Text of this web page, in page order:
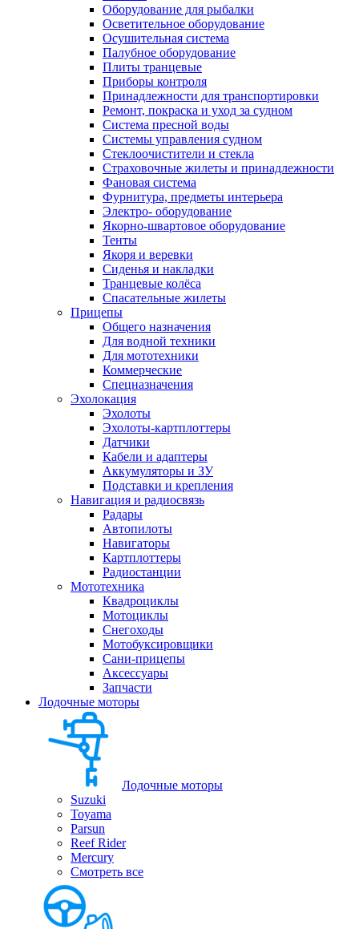
Оборудование для рыбалки
Осветительное оборудование
Осушительная система
Палубное оборудование
Плиты транцевые
Приборы контроля
Принадлежности для транспортировки
Ремонт, покраска и уход за судном
Система пресной воды
Системы управления судном
Стеклоочистители и стекла
Страховочные жилеты и принадлежности
Фановая система
Фурнитура, предметы интерьера
Электро- оборудование
Якорно-швартовое оборудование
Тенты
Якоря и веревки
Сиденья и накладки
Транцевые колёса
Спасательные жилеты
Прицепы
Общего назначения
Для водной техники
Для мототехники
Коммерческие
Спецназначения
Эхолокация
Эхолоты
Эхолоты-картплоттеры
Датчики
Кабели и адаптеры
Аккумуляторы и ЗУ
Подставки и крепления
Навигация и радиосвязь
Радары
Автопилоты
Навигаторы
Картплоттеры
Радиостанции
Мототехника
Квадроциклы
Мотоциклы
Снегоходы
Мотобуксировщики
Сани-прицепы
Аксессуары
Запчасти
Лодочные моторы
Лодочные моторы
Suzuki
Toyama
Parsun
Reef Rider
Mercury
Смотреть все